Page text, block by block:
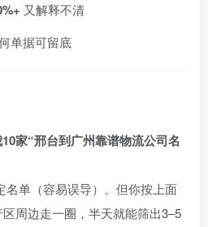
又解释不清
单据可留底
家“邢台到广州靠谱物流公司名
名单（容易误导）。但你按上面
周边走一圈，半天就能筛出3–5